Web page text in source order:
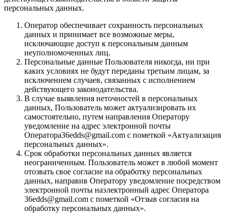
персональных данных.
Оператор обеспечивает сохранность персональных
данных и принимает все возможные меры,
исключающие доступ к персональным данным
неуполномоченных лиц.
Персональные данные Пользователя никогда, ни при
каких условиях не будут переданы третьим лицам, за
исключением случаев, связанных с исполнением
действующего законодательства.
В случае выявления неточностей в персональных
данных, Пользователь может актуализировать их
самостоятельно, путем направления Оператору
уведомление на адрес электронной почты
Оператора36edds@gmail.com с пометкой «Актуализация
персональных данных».
Срок обработки персональных данных является
неограниченным. Пользователь может в любой момент
отозвать свое согласие на обработку персональных
данных, направив Оператору уведомление посредством
электронной почты наэлектронный адрес Оператора
36edds@gmail.com с пометкой «Отзыв согласия на
обработку персональных данных».